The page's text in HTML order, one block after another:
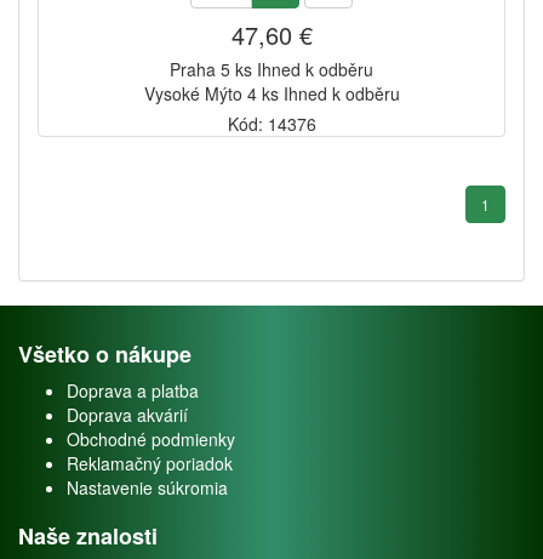
47,60 €
Praha 5 ks Ihned k odběru
Vysoké Mýto 4 ks Ihned k odběru
Kód: 14376
1
Všetko o nákupe
Doprava a platba
Doprava akvárií
Obchodné podmienky
Reklamačný poriadok
Nastavenie súkromia
Naše znalosti